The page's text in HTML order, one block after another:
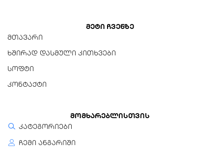
მეტი ჩვენზე
მთავარი
ხშირად დასმული კითხვები
სოფტი
კონტაქტი
მომხარებლისთვის
კატეგორიები
ჩემი ანგარიში